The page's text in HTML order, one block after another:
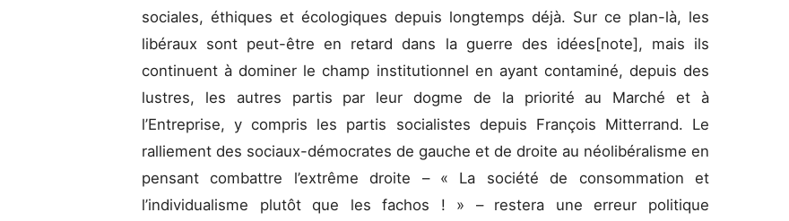
sociales, éthiques et écologiques depuis longtemps déjà. Sur ce plan-là, les
libéraux sont peut-être en retard dans la guerre des idées[note], mais ils
continuent à dominer le champ institutionnel en ayant contaminé, depuis des
lustres, les autres partis par leur dogme de la priorité au Marché et à
l’Entreprise, y compris les partis socialistes depuis François Mitterrand. Le
ralliement des sociaux-démocrates de gauche et de droite au néolibéralisme en
pensant combattre l’extrême droite – « La société de consommation et
l’individualisme plutôt que les fachos ! » – restera une erreur politique